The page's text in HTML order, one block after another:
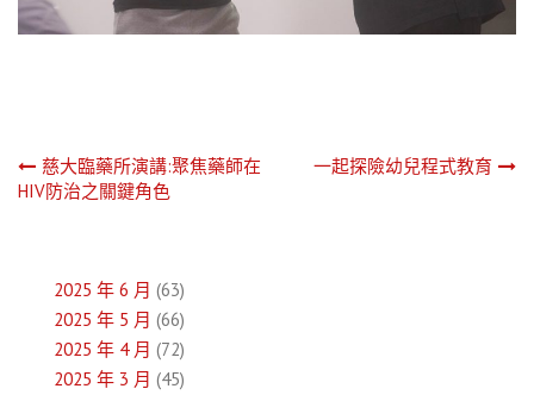
文
覽
慈大臨藥所演講:聚焦藥師在
HIV防治之關鍵角色
一起探險幼兒程式教育
2025 年 6 月 (63)
2025 年 5 月 (66)
2025 年 4 月 (72)
2025 年 3 月 (45)